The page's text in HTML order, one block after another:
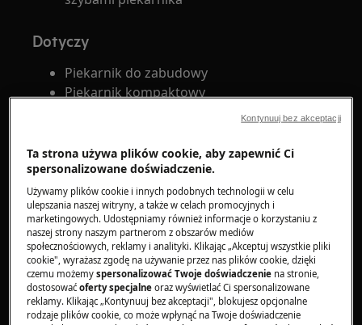
Dotyczy
Piekarnik do zabudowy
Piekarnik kompaktowy
Rozwiązanie
Ogranicz ilość wilgoci podczas
przygotowywania potraw, aby poprawić
efekty pieczenia.
Po zakończeniu procesu pieczenia otwórz
drzwi piekarnika natychmiast, aby
zredukować wilgoć wewnątrz i zapobiec
nadmiernemu kondensowaniu.
Wyjmij potrawę z piekarnika od razu po
Ta strona używa plików cookie, aby zapewnić Ci
spersonalizowane doświadczenie.
Używamy plików cookie i innych podobnych technologii w celu
ulepszania naszej witryny, a także w celach promocyjnych i
marketingowych. Udostępniamy również informacje o korzystaniu z
naszej strony naszym partnerom z obszarów mediów
społecznościowych, reklamy i analityki. Klikając „Akceptuj wszystkie pliki
cookie", wyrażasz zgodę na używanie przez nas plików cookie, dzięki
czemu możemyspersonalizować Twoje doświadczenie na stronie,
dostosowaćoferty specjalne oraz wyświetlać Ci spersonalizowane
reklamy. Klikając „Kontynuuj bez akceptacji", blokujesz opcjonalne
rodzaje plików cookie, co może wpłynąć na Twoje doświadczenie
Kontynuuj bez akceptacji